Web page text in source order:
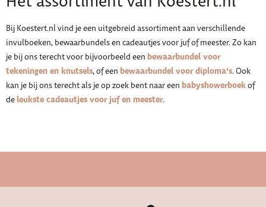
Bij Koestert.nl vind je een uitgebreid assortiment aan verschillende
invulboeken, bewaarbundels en cadeautjes voor juf of meester. Zo kan
je bij ons terecht voor bijvoorbeeld een bewaarbundel voor
tekeningen en knutsels, of een bewaarbundel voor diploma’s. Ook
kan je bij ons terecht als je op zoek bent naar een babyshowerboekof
deleukste cadeautjes voor juf en meester.